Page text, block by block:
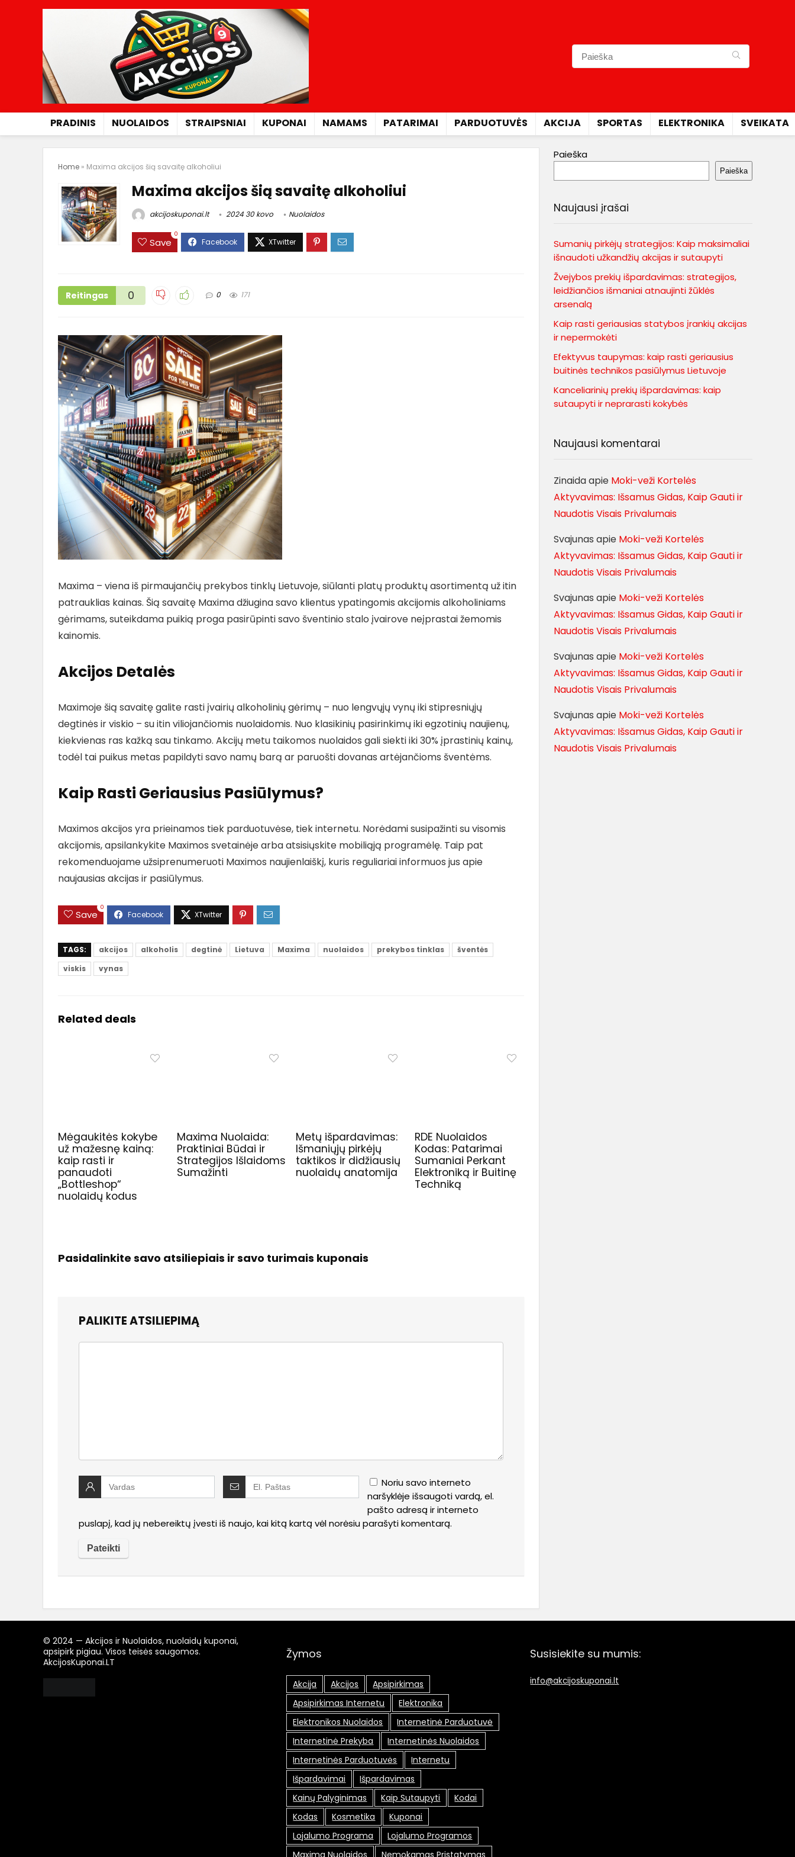
PRADINIS NUOLAIDOS STRAIPSNIAI KUPONAI NAMAMS PATARIMAI PARDUOTUVĖS AKCIJA SPORTAS ELEKTRONIKA SVEIKATA
Home » Maxima akcijos šią savaitę alkoholiui
Maxima akcijos šią savaitę alkoholiui
akcijoskuponai.lt 2024 30 kovo Nuolaidos
Save
0
Reitingas 0 0 171
Maxima – viena iš pirmaujančių prekybos tinklų Lietuvoje, siūlanti platų produktų asortimentą už itin
patrauklias kainas. Šią savaitę Maxima džiugina savo klientus ypatingomis akcijomis alkoholiniams
gėrimams, suteikdama puikią proga pasirūpinti savo šventinio stalo įvairove neįprastai žemomis
kainomis.
Akcijos Detalės
Maximoje šią savaitę galite rasti įvairių alkoholinių gėrimų – nuo lengvųjų vynų iki stipresniųjų
degtinės ir viskio – su itin viliojančiomis nuolaidomis. Nuo klasikinių pasirinkimų iki egzotinių naujienų,
kiekvienas ras kažką sau tinkamo. Akcijų metu taikomos nuolaidos gali siekti iki 30% įprastinių kainų,
todėl tai puikus metas papildyti savo namų barą ar paruošti dovanas artėjančioms šventėms.
Kaip Rasti Geriausius Pasiūlymus?
Maximos akcijos yra prieinamos tiek parduotuvėse, tiek internetu. Norėdami susipažinti su visomis
akcijomis, apsilankykite Maximos svetainėje arba atsisiųskite mobiliąją programėlę. Taip pat
rekomenduojame užsiprenumeruoti Maximos naujienlaiškį, kuris reguliariai informuos jus apie
naujausias akcijas ir pasiūlymus.
Save
0
TAGS: akcijos alkoholis degtinė Lietuva Maxima nuolaidos prekybos tinklas
šventės
viskis
vynas
Related deals
Mėgaukitės kokybe
už mažesnę kainą:
kaip rasti ir
panaudoti
„Bottleshop“
nuolaidų kodus
Maxima Nuolaida:
Praktiniai Būdai ir
Strategijos Išlaidoms
Sumažinti
Metų išpardavimas:
Išmaniųjų pirkėjų
taktikos ir didžiausių
nuolaidų anatomija
RDE Nuolaidos
Kodas: Patarimai
Sumaniai Perkant
Elektroniką ir Buitinę
Techniką
Pasidalinkite savo atsiliepiais ir savo turimais kuponais
PALIKITE ATSILIEPIMĄ
Noriu savo interneto
naršyklėje išsaugoti vardą, el.
pašto adresą ir interneto
puslapį, kad jų nebereiktų įvesti iš naujo, kai kitą kartą vėl norėsiu parašyti komentarą.
Paieška
Paieška
Naujausi įrašai
Sumanių pirkėjų strategijos: Kaip maksimaliai
išnaudoti užkandžių akcijas ir sutaupyti
Žvejybos prekių išpardavimas: strategijos,
leidžiančios išmaniai atnaujinti žūklės
arsenalą
Kaip rasti geriausias statybos įrankių akcijas
ir nepermokėti
Efektyvus taupymas: kaip rasti geriausius
buitinės technikos pasiūlymus Lietuvoje
Kanceliarinių prekių išpardavimas: kaip
sutaupyti ir neprarasti kokybės
Naujausi komentarai
Zinaidaapie Moki-veži Kortelės
Aktyvavimas: Išsamus Gidas, Kaip Gauti ir
Naudotis Visais Privalumais
Svajunas apie Moki-veži Kortelės
Aktyvavimas: Išsamus Gidas, Kaip Gauti ir
Naudotis Visais Privalumais
Svajunas apie Moki-veži Kortelės
Aktyvavimas: Išsamus Gidas, Kaip Gauti ir
Naudotis Visais Privalumais
Svajunas apie Moki-veži Kortelės
Aktyvavimas: Išsamus Gidas, Kaip Gauti ir
Naudotis Visais Privalumais
Svajunas apie Moki-veži Kortelės
Aktyvavimas: Išsamus Gidas, Kaip Gauti ir
Naudotis Visais Privalumais
© 2024 — Akcijos ir Nuolaidos, nuolaidų kuponai,
apsipirk pigiau. Visos teisės saugomos.
AkcijosKuponai.LT
Žymos
Akcija Akcijos
Apsipirkimas
Apsipirkimas Internetu
Elektronika
Elektronikos Nuolaidos
Internetinė Parduotuvė
Internetinė Prekyba
Internetinės Nuolaidos
Internetinės Parduotuvės
Internetu
Išpardavimai
Išpardavimas
Kainų Palyginimas
Kaip Sutaupyti
Kodai
Kodas
Kosmetika
Kuponai
Lojalumo Programa
Lojalumo Programos
Susisiekite su mumis:
info@akcijoskuponai.lt